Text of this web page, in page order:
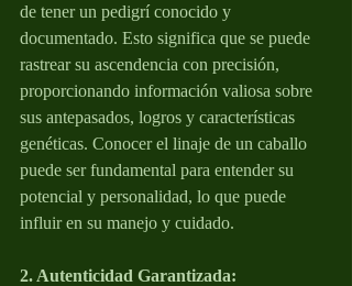
de tener un pedigrí conocido y
documentado. Esto significa que se puede
rastrear su ascendencia con precisión,
proporcionando información valiosa sobre
sus antepasados, logros y características
genéticas. Conocer el linaje de un caballo
puede ser fundamental para entender su
potencial y personalidad, lo que puede
influir en su manejo y cuidado.
2. Autenticidad Garantizada: